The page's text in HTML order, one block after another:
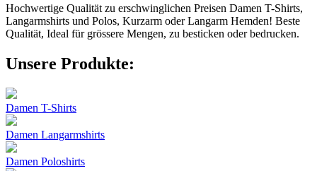
Hochwertige Qualität zu erschwinglichen Preisen Damen T-Shirts,
Langarmshirts und Polos, Kurzarm oder Langarm Hemden! Beste
Qualität, Ideal für grössere Mengen, zu besticken oder bedrucken.
Unsere Produkte:
Damen T-Shirts
Damen Langarmshirts
Damen Poloshirts